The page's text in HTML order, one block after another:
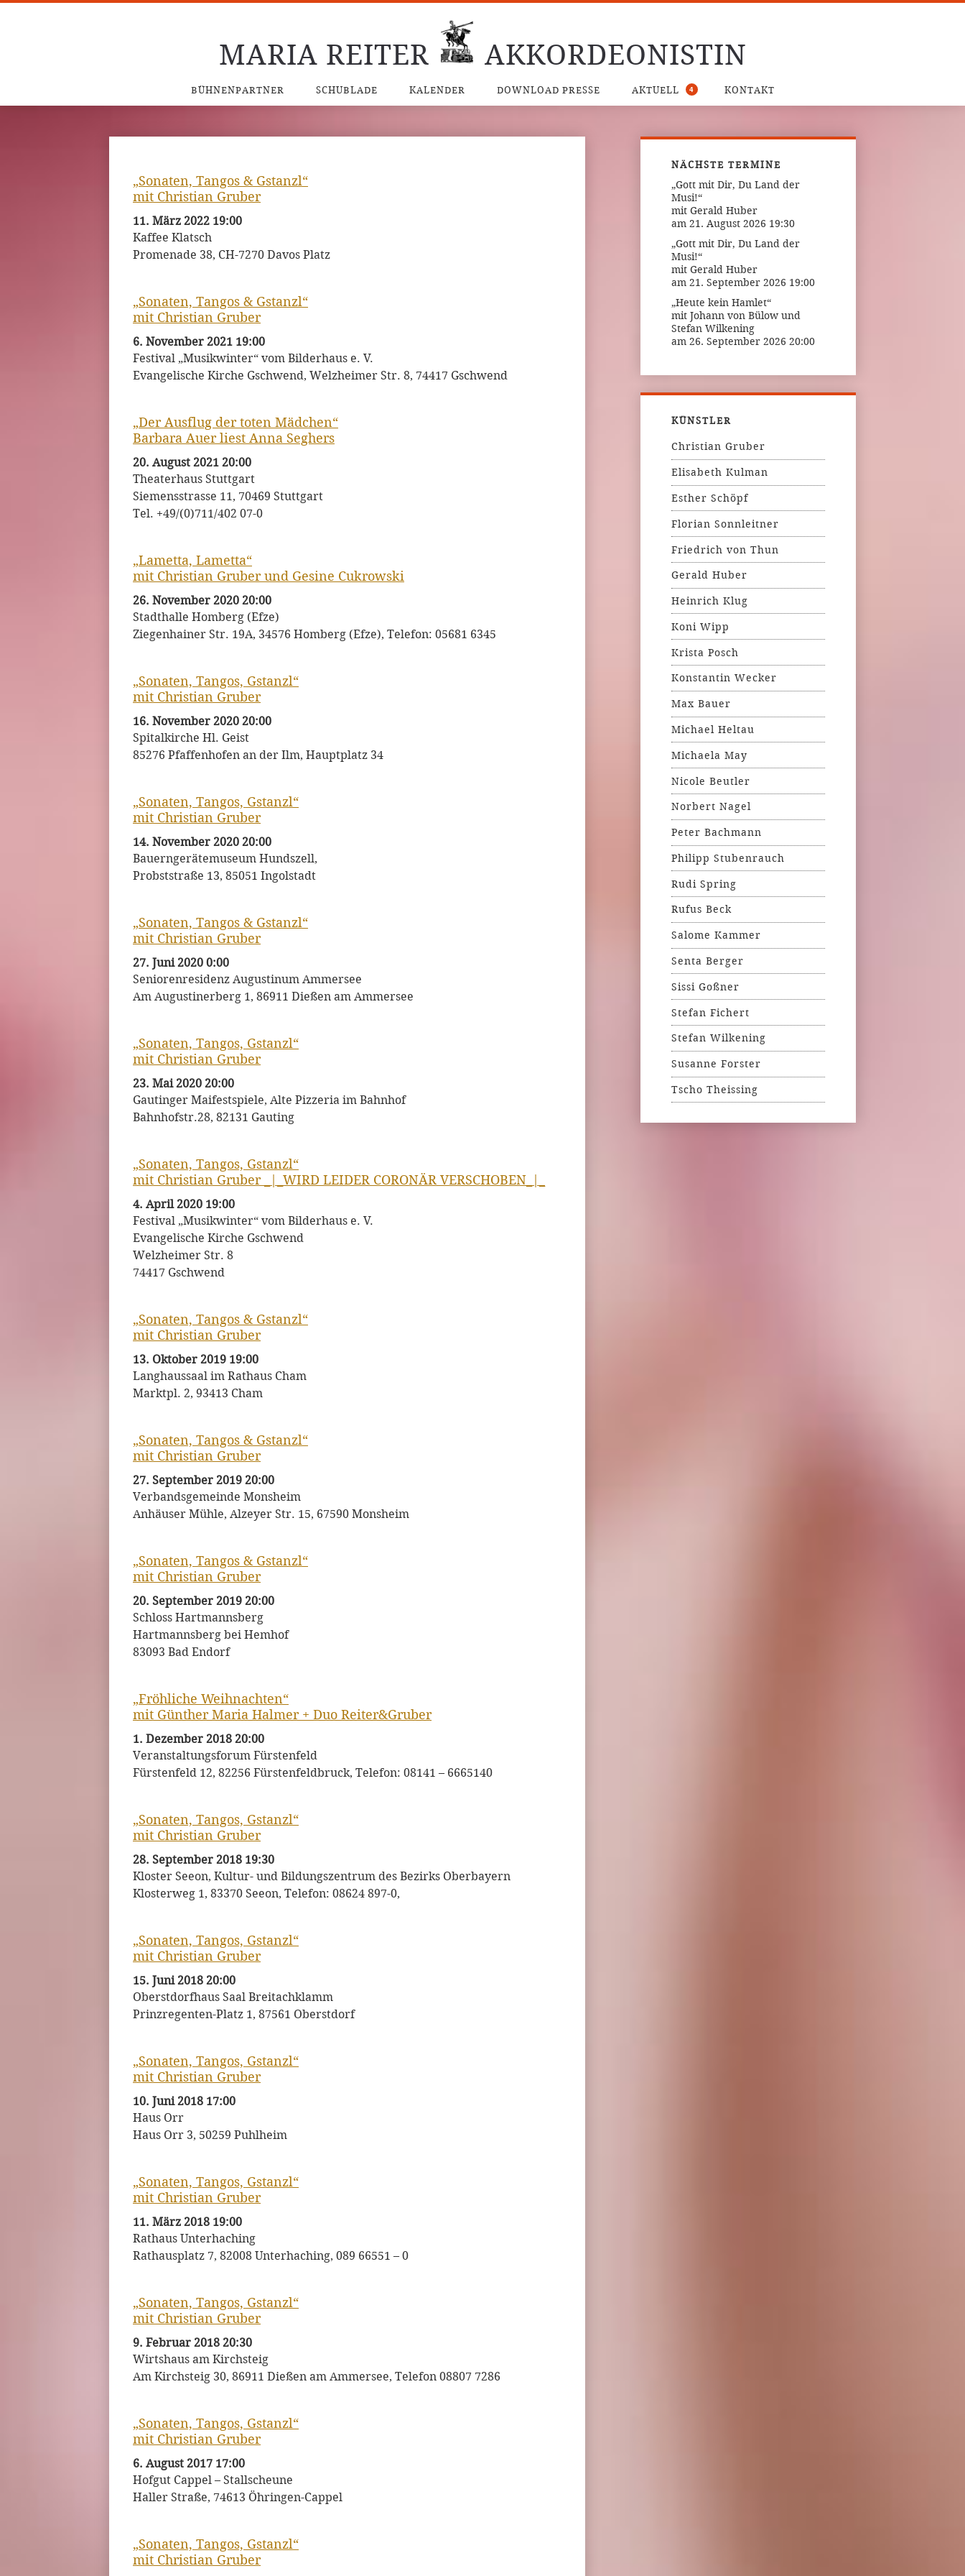
MARIA REITER AKKORDEONISTIN
BÜHNENPARTNER SCHUBLADE KALENDER DOWNLOAD PRESSE AKTUELL 4 KONTAKT
„Sonaten, Tangos, Gstanzl“
mit Christian Gruber
„Sonaten, Tangos, Gstanzl“
mit Christian Gruber
6. August 2017 17:00
Hofgut Cappel – Stallscheune
Haller Straße, 74613 Öhringen-Cappel
„Sonaten, Tangos, Gstanzl“
mit Christian Gruber
9. Februar 2018 20:30
Wirtshaus am Kirchsteig
Am Kirchsteig 30, 86911 Dießen am Ammersee, Telefon 08807 7286
„Sonaten, Tangos, Gstanzl“
mit Christian Gruber
11. März 2018 19:00
Rathaus Unterhaching
Rathausplatz 7, 82008 Unterhaching, 089 66551 – 0
„Sonaten, Tangos, Gstanzl“
mit Christian Gruber
10. Juni 2018 17:00
Haus Orr
Haus Orr 3, 50259 Puhlheim
„Sonaten, Tangos, Gstanzl“
mit Christian Gruber
15. Juni 2018 20:00
Oberstdorfhaus Saal Breitachklamm
Prinzregenten-Platz 1, 87561 Oberstdorf
„Sonaten, Tangos, Gstanzl“
mit Christian Gruber
28. September 2018 19:30
Kloster Seeon, Kultur- und Bildungszentrum des Bezirks Oberbayern
Klosterweg 1, 83370 Seeon, Telefon: 08624 897-0,
„Fröhliche Weihnachten“
mit Günther Maria Halmer + Duo Reiter&Gruber
1. Dezember 2018 20:00
Veranstaltungsforum Fürstenfeld
Fürstenfeld 12, 82256 Fürstenfeldbruck, Telefon: 08141 – 6665140
„Sonaten, Tangos & Gstanzl“
mit Christian Gruber
20. September 2019 20:00
Schloss Hartmannsberg
Hartmannsberg bei Hemhof
83093 Bad Endorf
„Sonaten, Tangos & Gstanzl“
mit Christian Gruber
27. September 2019 20:00
Verbandsgemeinde Monsheim
Anhäuser Mühle, Alzeyer Str. 15, 67590 Monsheim
„Sonaten, Tangos & Gstanzl“
mit Christian Gruber
13. Oktober 2019 19:00
Langhaussaal im Rathaus Cham
Marktpl. 2, 93413 Cham
„Sonaten, Tangos, Gstanzl“
mit Christian Gruber _|_WIRD LEIDER CORONÄR VERSCHOBEN_|_
4. April 2020 19:00
Festival „Musikwinter“ vom Bilderhaus e. V.
Evangelische Kirche Gschwend
Welzheimer Str. 8
74417 Gschwend
„Sonaten, Tangos, Gstanzl“
mit Christian Gruber
23. Mai 2020 20:00
Gautinger Maifestspiele, Alte Pizzeria im Bahnhof
Bahnhofstr.28, 82131 Gauting
„Sonaten, Tangos & Gstanzl“
mit Christian Gruber
27. Juni 2020 0:00
Seniorenresidenz Augustinum Ammersee
Am Augustinerberg 1, 86911 Dießen am Ammersee
„Sonaten, Tangos, Gstanzl“
mit Christian Gruber
14. November 2020 20:00
Bauerngerätemuseum Hundszell,
Probststraße 13, 85051 Ingolstadt
„Sonaten, Tangos, Gstanzl“
mit Christian Gruber
16. November 2020 20:00
Spitalkirche Hl. Geist
85276 Pfaffenhofen an der Ilm, Hauptplatz 34
„Lametta, Lametta“
mit Christian Gruber und Gesine Cukrowski
26. November 2020 20:00
Stadthalle Homberg (Efze)
Ziegenhainer Str. 19A, 34576 Homberg (Efze), Telefon: 05681 6345
„Der Ausflug der toten Mädchen“
Barbara Auer liest Anna Seghers
20. August 2021 20:00
Theaterhaus Stuttgart
Siemensstrasse 11, 70469 Stuttgart
Tel. +49/(0)711/402 07-0
„Sonaten, Tangos & Gstanzl“
mit Christian Gruber
6. November 2021 19:00
Festival „Musikwinter“ vom Bilderhaus e. V.
Evangelische Kirche Gschwend, Welzheimer Str. 8, 74417 Gschwend
„Sonaten, Tangos & Gstanzl“
mit Christian Gruber
11. März 2022 19:00
Kaffee Klatsch
Promenade 38, CH-7270 Davos Platz
NÄCHSTE TERMINE
„Gott mit Dir, Du Land der
Musi!“
mit Gerald Huber
am 21. August 2026 19:30
„Gott mit Dir, Du Land der
Musi!“
mit Gerald Huber
am 21. September 2026 19:00
„Heute kein Hamlet“
mit Johann von Bülow und
Stefan Wilkening
am 26. September 2026 20:00
KÜNSTLER
Christian Gruber
Elisabeth Kulman
Esther Schöpf
Florian Sonnleitner
Friedrich von Thun
Gerald Huber
Heinrich Klug
Koni Wipp
Krista Posch
Konstantin Wecker
Max Bauer
Michael Heltau
Michaela May
Nicole Beutler
Norbert Nagel
Peter Bachmann
Philipp Stubenrauch
Rudi Spring
Rufus Beck
Salome Kammer
Senta Berger
Sissi Goßner
Stefan Fichert
Stefan Wilkening
Susanne Forster
Tscho Theissing